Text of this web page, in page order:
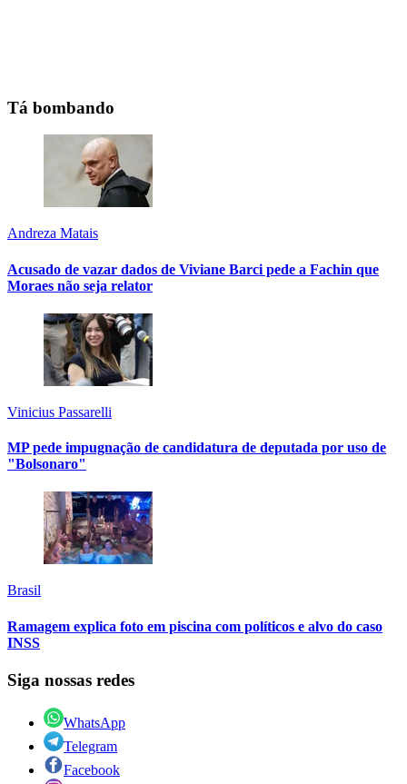
Tá bombando
Andreza Matais
Acusado de vazar dados de Viviane Barci pede a Fachin que
Moraes não seja relator
Vinicius Passarelli
MP pede impugnação de candidatura de deputada por uso de
"Bolsonaro"
Brasil
Ramagem explica foto em piscina com políticos e alvo do caso
INSS
Siga nossas redes
WhatsApp
Telegram
Facebook